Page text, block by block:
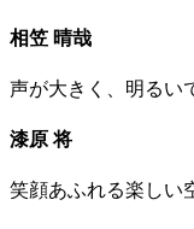
相笠 晴哉
声が大きく、明るい
漆原 将
笑顔あふれる楽しい